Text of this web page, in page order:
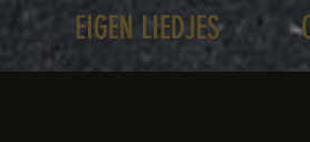
EIGEN LIEDJES